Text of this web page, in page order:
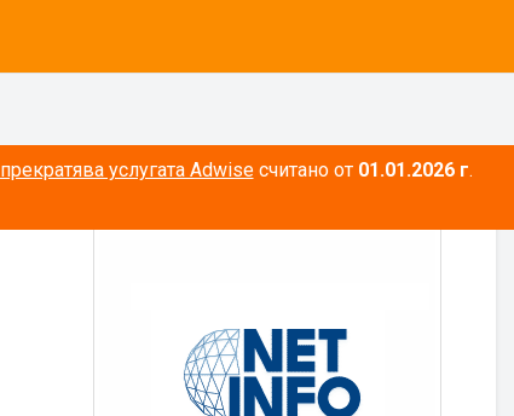
прекратява услугата Adwiseсчитано от 01.01.2026 г.